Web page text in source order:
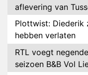
aflevering van
Plottwist: Diederik
hebben verlaten
RTL voegt
seizoen B&B Vol